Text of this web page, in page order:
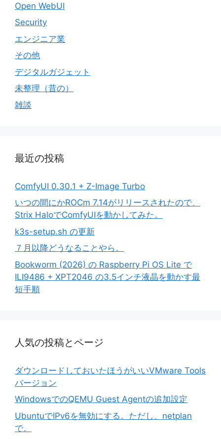
Open WebUI
Security
エンジニア業
その他
デジタルガジェット
未整理（昔の）
雑談
最近の投稿
ComfyUI 0.30.1 + Z-Image Turbo
いつの間にかROCm 7.14がリリースされたので、
Strix HaloでComfyUIを動かしてみた。
k3s-setup.sh の更新
７月以降どうなることやら。
Bookworm (2026) の Raspberry Pi OS Lite で
ILI9486 + XPT2046 の3.5インチ液晶を動かす最
短手順
人気の投稿とページ
ダウンロードしておいたほうがいいVMware Tools
バージョン
WindowsでのQEMU Guest Agentの追加設定
UbuntuでIPv6を無効にする。ただし、netplan
で。